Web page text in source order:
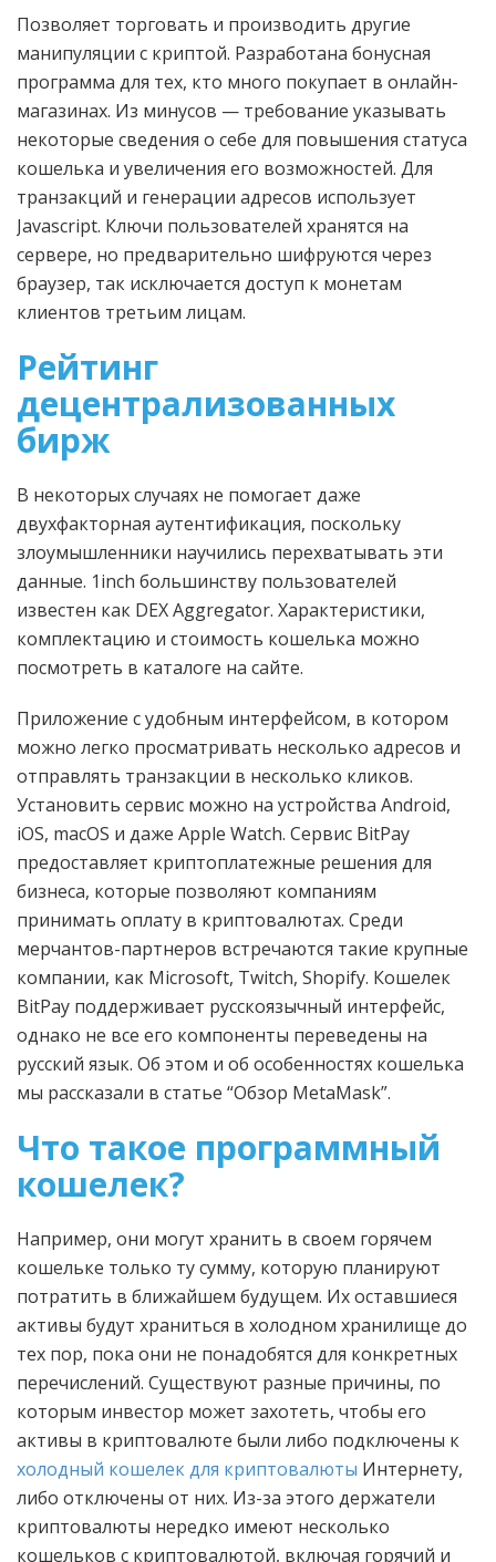
Позволяет торговать и производить другие
манипуляции с криптой. Разработана бонусная
программа для тех, кто много покупает в онлайн-
магазинах. Из минусов — требование указывать
некоторые сведения о себе для повышения статуса
кошелька и увеличения его возможностей. Для
транзакций и генерации адресов использует
Javascript. Ключи пользователей хранятся на
сервере, но предварительно шифруются через
браузер, так исключается доступ к монетам
клиентов третьим лицам.
Рейтинг
децентрализованных
бирж
В некоторых случаях не помогает даже
двухфакторная аутентификация, поскольку
злоумышленники научились перехватывать эти
данные. 1inch большинству пользователей
известен как DEX Aggregator. Характеристики,
комплектацию и стоимость кошелька можно
посмотреть в каталоге на сайте.
Приложение с удобным интерфейсом, в котором
можно легко просматривать несколько адресов и
отправлять транзакции в несколько кликов.
Установить сервис можно на устройства Android,
iOS, macOS и даже Apple Watch. Сервис BitPay
предоставляет криптоплатежные решения для
бизнеса, которые позволяют компаниям
принимать оплату в криптовалютах. Среди
мерчантов-партнеров встречаются такие крупные
компании, как Microsoft, Twitch, Shopify. Кошелек
BitPay поддерживает русскоязычный интерфейс,
однако не все его компоненты переведены на
русский язык. Об этом и об особенностях кошелька
мы рассказали в статье “Обзор MetaMask”.
Что такое программный
кошелек?
Например, они могут хранить в своем горячем
кошельке только ту сумму, которую планируют
потратить в ближайшем будущем. Их оставшиеся
активы будут храниться в холодном хранилище до
тех пор, пока они не понадобятся для конкретных
перечислений. Существуют разные причины, по
которым инвестор может захотеть, чтобы его
активы в криптовалюте были либо подключены к
холодный кошелек для криптовалюты Интернету,
либо отключены от них. Из-за этого держатели
криптовалюты нередко имеют несколько
кошельков с криптовалютой, включая горячий и